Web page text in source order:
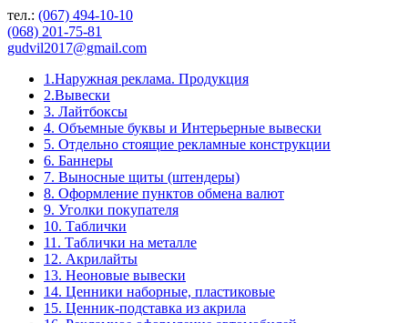
тел.: (067) 494-10-10
(068) 201-75-81
gudvil2017@gmail.com
1.Наружная реклама. Продукция
2.Вывески
3. Лайтбоксы
4. Объемные буквы и Интерьерные вывески
5. Отдельно стоящие рекламные конструкции
6. Баннеры
7. Выносные щиты (штендеры)
8. Оформление пунктов обмена валют
9. Уголки покупателя
10. Таблички
11. Таблички на металле
12. Акрилайты
13. Неоновые вывески
14. Ценники наборные, пластиковые
15. Ценник-подставка из акрила